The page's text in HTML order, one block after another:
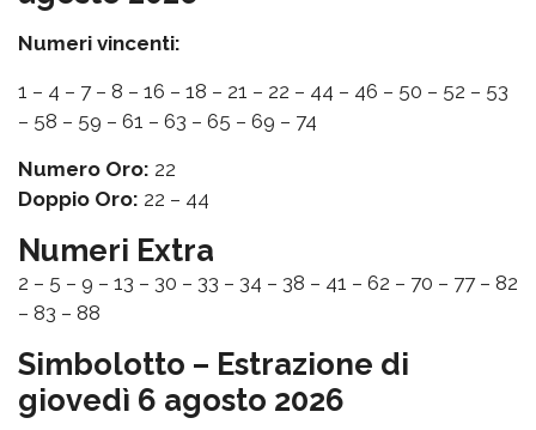
Numeri vincenti:
1 – 4 – 7 – 8 – 16 – 18 – 21 – 22 – 44 – 46 – 50 – 52 – 53
– 58 – 59 – 61 – 63 – 65 – 69 – 74
Numero Oro: 22
Doppio Oro: 22 – 44
Numeri Extra
2 – 5 – 9 – 13 – 30 – 33 – 34 – 38 – 41 – 62 – 70 – 77 – 82
– 83 – 88
Simbolotto – Estrazione di
giovedì 6 agosto 2026